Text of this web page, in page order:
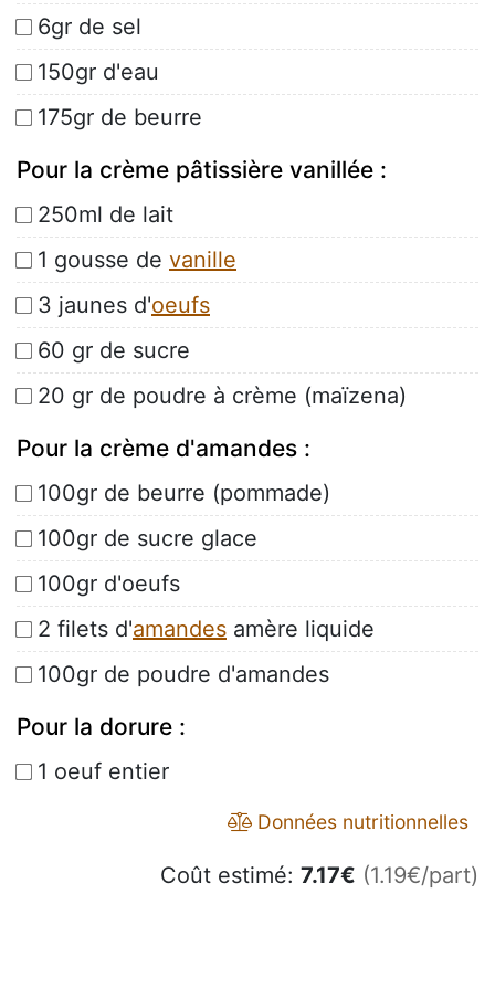
6gr de sel
150gr d'eau
175gr de beurre
Pour la crème pâtissière vanillée :
250ml de lait
1 gousse de vanille
3 jaunes d'oeufs
60 gr de sucre
20 gr de poudre à crème (maïzena)
Pour la crème d'amandes :
100gr de beurre (pommade)
100gr de sucre glace
100gr d'oeufs
2 filets d'amandes amère liquide
100gr de poudre d'amandes
Pour la dorure :
1 oeuf entier
Données nutritionnelles
Coût estimé: 7.17€ (1.19€/part)